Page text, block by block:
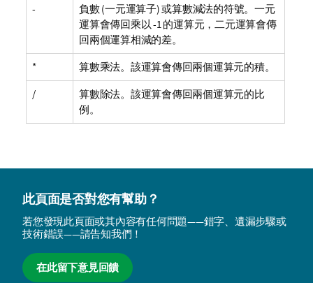
-
負數 (一元運算子) 或算數減法的符號。一元
運算會傳回乘以 -1 的運算元，二元運算會傳
回兩個運算相減的差。
* 算數乘法。該運算會傳回兩個運算元的積。
/
算數除法。該運算會傳回兩個運算元的比
例。
此頁面是否對您有幫助？
若您發現此頁面或其內容有任何問題——錯字、遺漏步驟或
技術錯誤——請告知我們！
在此留下意見回饋